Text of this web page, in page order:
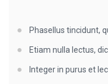
Phasellus tincidunt,
Etiam nulla lectus,
Integer in purus et